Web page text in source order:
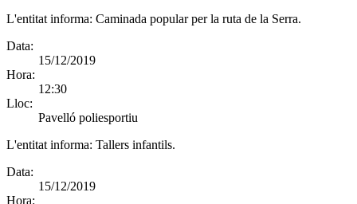
L'entitat informa: Caminada popular per la ruta de la Serra.
Data:
15/12/2019
Hora:
12:30
Lloc:
Pavelló poliesportiu
L'entitat informa: Tallers infantils.
Data:
15/12/2019
Hora: